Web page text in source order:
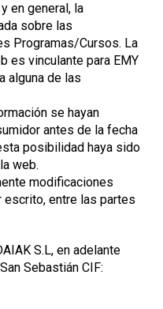
en general, la
sobre las
Programas/Cursos. La
es vinculante para EMY
alguna de las
se hayan
antes de la fecha
posibilidad haya sido
web.
modificaciones
escrito, entre las partes
S.L, en adelante
Sebastián CIF: